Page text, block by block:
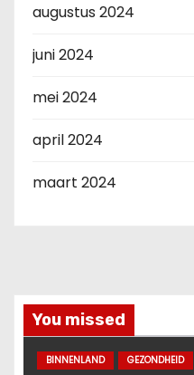
augustus 2024
juni 2024
mei 2024
april 2024
maart 2024
You missed
BINNENLAND GEZONDHEID